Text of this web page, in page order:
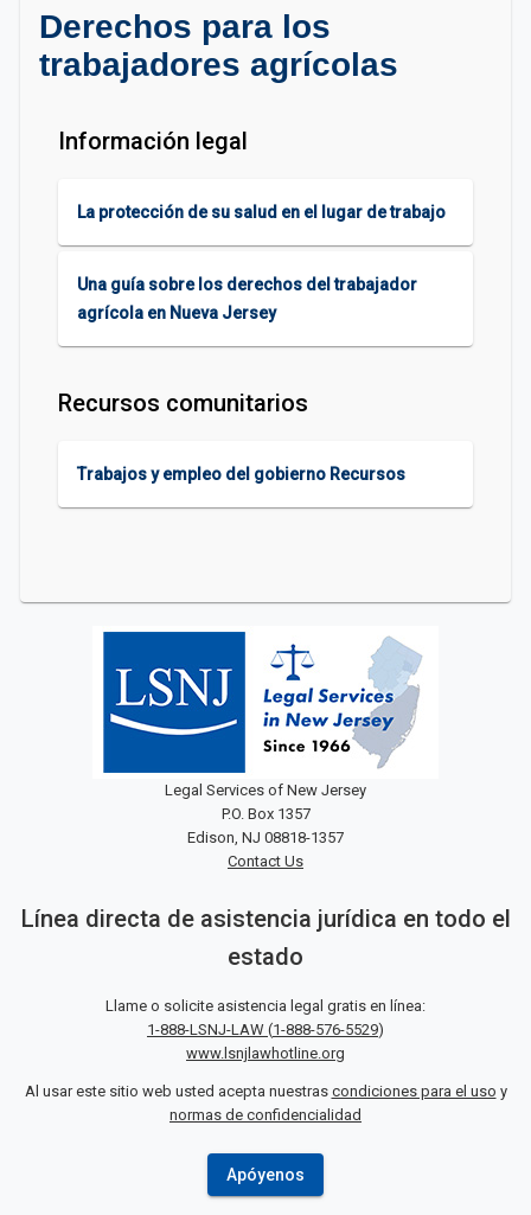
Derechos para los
trabajadores agrícolas
Información legal
La protección de su salud en el lugar de trabajo
Una guía sobre los derechos del trabajador
agrícola en Nueva Jersey
Recursos comunitarios
Trabajos y empleo del gobierno Recursos
Legal Services of New Jersey
P.O. Box 1357
Edison, NJ 08818-1357
Contact Us
Línea directa de asistencia jurídica en todo el
estado
Llame o solicite asistencia legal gratis en línea:
1-888-LSNJ-LAW (1-888-576-5529)
www.lsnjlawhotline.org
Al usar este sitio web usted acepta nuestras condiciones para el uso y
normas de confidencialidad
Apóyenos